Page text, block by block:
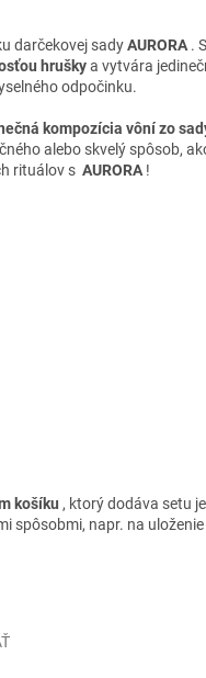
darčekovej sadyAURORA .
hruškya vytvára
odpočinku.
kompozícia vôní zo
alebo skvelý spôsob,
rituálov s AURORA !
košíku , ktorý dodáva setu
spôsobmi, napr. na